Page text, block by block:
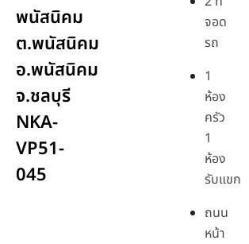
พนัสนิคม
ต.พนัสนิคม
อ.พนัสนิคม
จ.ชลบุรี
NKA-
VP51-
045
จอด
รถ
1
ห้อง
ครัว
1
ห้อง
รับแขก
ถนน
หน้า